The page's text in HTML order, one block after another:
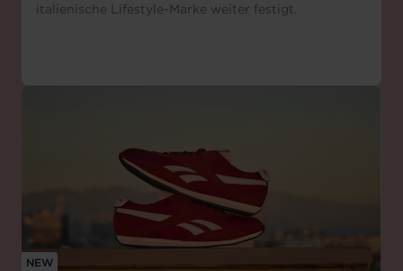
italienische Lifestyle-Marke weiter festigt.
NEW